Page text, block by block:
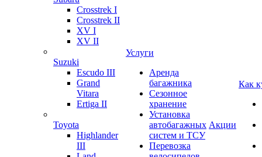
Crosstrek I
Crosstrek II
XV I
XV II
Suzuki
Escudo III
Grand
Vitara
Ertiga II
Toyota
Highlander
III
Услуги
Аренда
багажника
Сезонное
хранение
Установка
автобагажных
систем и ТСУ
Перевозка
Акции
Как